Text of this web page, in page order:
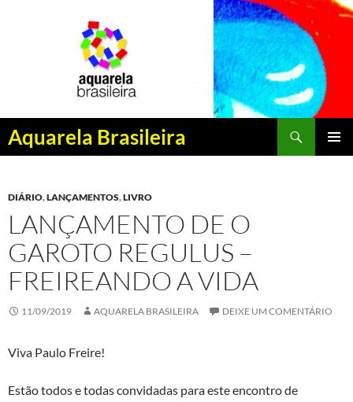
Aquarela Brasileira
Pesquisar
PULAR
CONTEÚDO
DIÁRIO,LANÇAMENTOS,LIVRO
LANÇAMENTO DE O
GAROTO REGULUS –
FREIREANDO A VIDA
11/09/2019 AQUARELA BRASILEIRA DEIXE UM COMENTÁRIO
Viva Paulo Freire!
Estão todos e todas convidadas para este encontro de